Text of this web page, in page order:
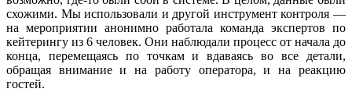
схожими. Мы использовали и другой инструмент контроля —
на мероприятии анонимно работала команда экспертов по
кейтерингу из 6 человек. Они наблюдали процесс от начала до
конца, перемещаясь по точкам и вдаваясь во все детали,
обращая внимание и на работу оператора, и на реакцию
гостей.